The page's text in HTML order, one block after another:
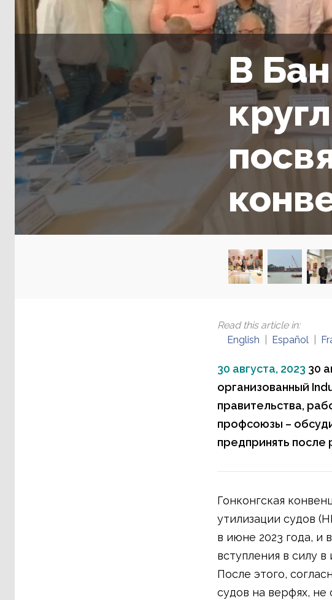
В
Read this article in:
English
Español
30 августа, 2023 30
организованный
правительства,
профсоюзы –
предпринять после
Гонконгская
утилизации судов
в июне 2023 года, и
вступления в силу
После этого,
судов на верфях,